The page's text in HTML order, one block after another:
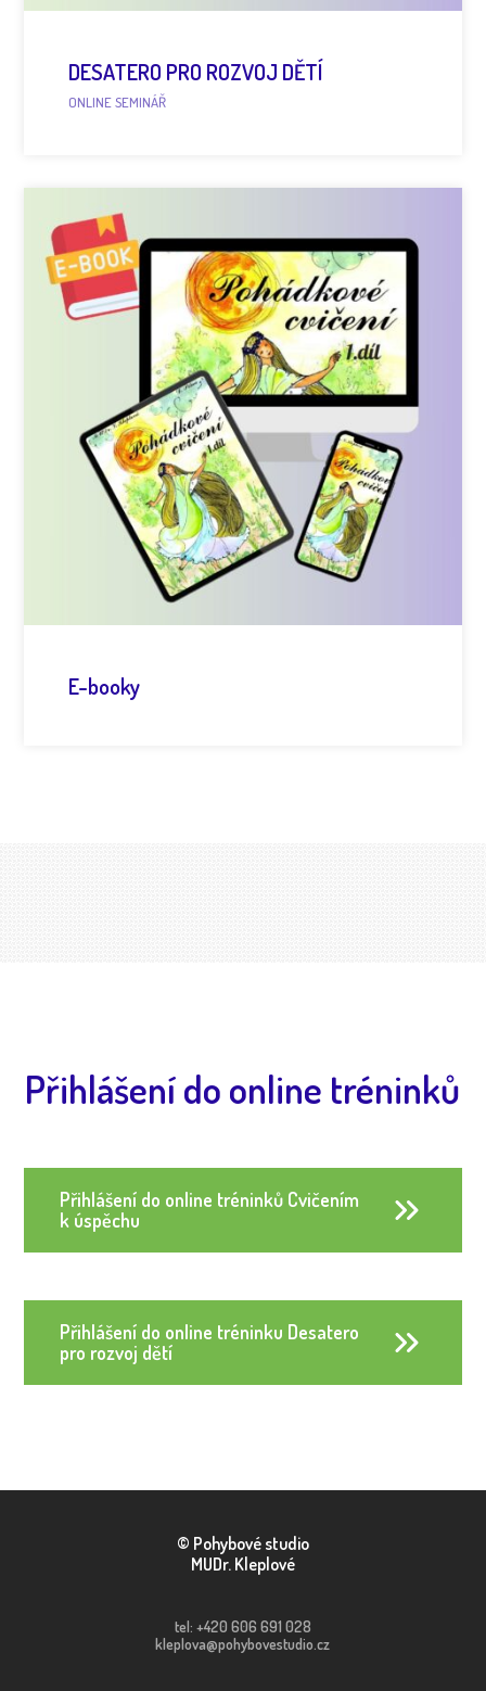
DESATERO PRO ROZVOJ DĚTÍ
ONLINE SEMINÁŘ
E-booky
Přihlášení do online tréninků
Přihlášení do online tréninků Cvičením
k úspěchu
Přihlášení do online tréninku Desatero
pro rozvoj dětí
© Pohybové studio
MUDr. Kleplové
tel: +420 606 691 028
kleplova@pohybovestudio.cz